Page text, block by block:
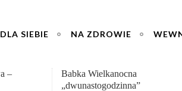
DLA SIEBIE NA ZDROWIE
Genialny zakwas z buraków
roboty – wzmacnia krew i